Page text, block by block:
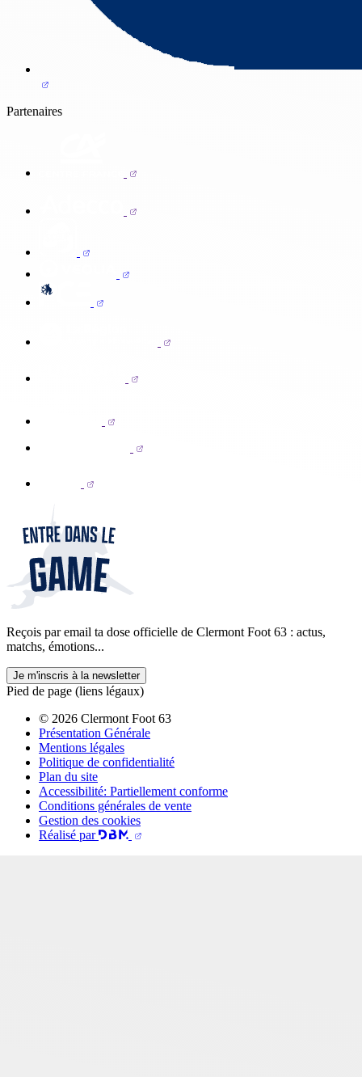
Partenaires
Reçois par email ta dose officielle de Clermont Foot 63 : actus,
matchs, émotions...
Je m'inscris à la newsletter
Pied de page (liens légaux)
© 2026 Clermont Foot 63
Présentation Générale
Mentions légales
Politique de confidentialité
Plan du site
Accessibilité: Partiellement conforme
Conditions générales de vente
Gestion des cookies
Réalisé par